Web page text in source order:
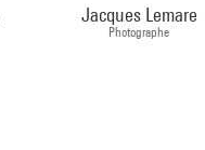
Jacques Lemare
Photographe